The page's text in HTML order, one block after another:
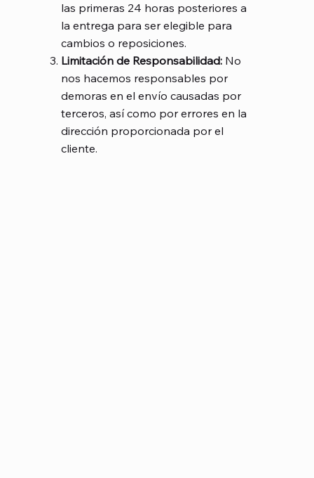
las primeras 24 horas posteriores a
la entrega para ser elegible para
cambios o reposiciones.
Limitación de Responsabilidad: No
nos hacemos responsables por
demoras en el envío causadas por
terceros, así como por errores en la
dirección proporcionada por el
cliente.